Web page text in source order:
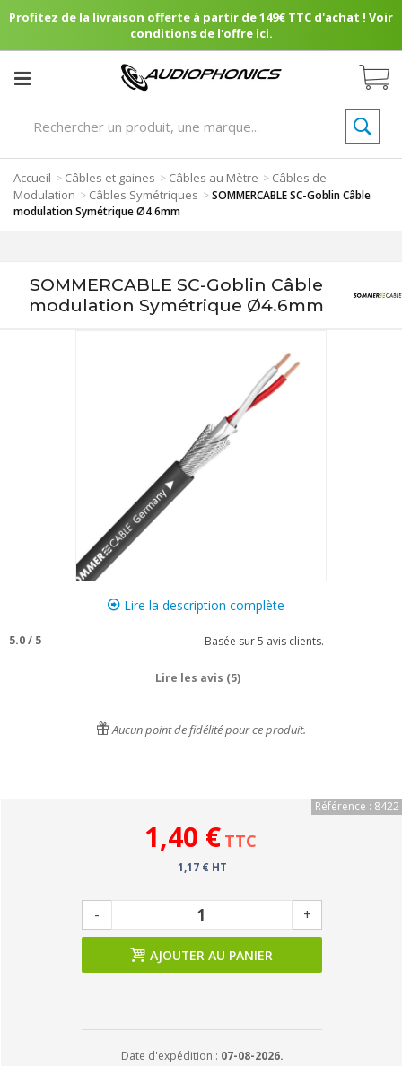
Profitez de la livraison offerte à partir de 149€ TTC d'achat ! Voir
conditions de l'offre ici.
Accueil > Câbles et gaines > Câbles au Mètre > Câbles de
Modulation > Câbles Symétriques >SOMMERCABLE SC-Goblin Câble
modulation Symétrique Ø4.6mm
SOMMERCABLE SC-Goblin Câble
modulation Symétrique Ø4.6mm
Lire la description complète
5.0/ 5 Basée sur5 avis clients.
Lire les avis (5)
Aucun point de fidélité pour ce produit.
Référence : 8422
1,40 € TTC
1,17 € HT
- +
AJOUTER AU PANIER
Date d'expédition : 07-08-2026.